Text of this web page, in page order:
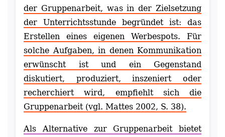
der Gruppenarbeit, was in der Zielsetzung
der Unterrichtsstunde begründet ist: das
Erstellen eines eigenen Werbespots. Für
solche Aufgaben, in denen Kommunikation
erwünscht ist und ein Gegenstand
diskutiert, produziert, inszeniert oder
recherchiert wird, empfiehlt sich die
Gruppenarbeit (vgl. Mattes 2002, S. 38).
Als Alternative zur Gruppenarbeit bietet